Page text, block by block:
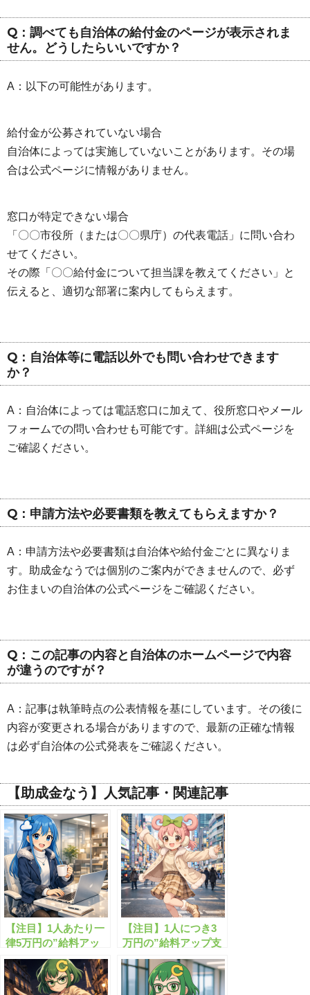
Q：調べても自治体の給付金のページが表示されま
せん。どうしたらいいですか？
A：以下の可能性があります。
給付金が公募されていない場合
自治体によっては実施していないことがあります。その場
合は公式ページに情報がありません。
窓口が特定できない場合
「〇〇市役所（または〇〇県庁）の代表電話」に問い合わ
せてください。
その際「〇〇給付金について担当課を教えてください」と
伝えると、適切な部署に案内してもらえます。
Q：自治体等に電話以外でも問い合わせできます
か？
A：自治体によっては電話窓口に加えて、役所窓口やメール
フォームでの問い合わせも可能です。詳細は公式ページを
ご確認ください。
Q：申請方法や必要書類を教えてもらえますか？
A：申請方法や必要書類は自治体や給付金ごとに異なりま
す。助成金なうでは個別のご案内ができませんので、必ず
お住まいの自治体の公式ページをご確認ください。
Q：この記事の内容と自治体のホームページで内容
が違うのですが？
A：記事は執筆時点の公表情報を基にしています。その後に
内容が変更される場合がありますので、最新の正確な情報
は必ず自治体の公式発表をご確認ください。
【助成金なう】人気記事・関連記事
【注目】1人あたり一
律5万円の”給料アッ
プ支援金”とは？
【注目】1人につき3
万円の”給料アップ支
援金”とは？